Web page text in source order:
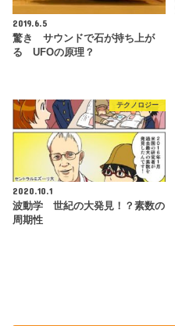
2019.6.5
驚き サウンドで石が持ち上が
る UFOの原理？
テクノロジー
2020.10.1
波動学 世紀の大発見！？素数の
周期性